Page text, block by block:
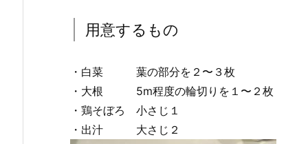
用意するもの
・白菜 葉の部分を２〜３枚
・大根 5m程度の輪切りを１〜２枚
・鶏そぼろ 小さじ１
・出汁 大さじ２